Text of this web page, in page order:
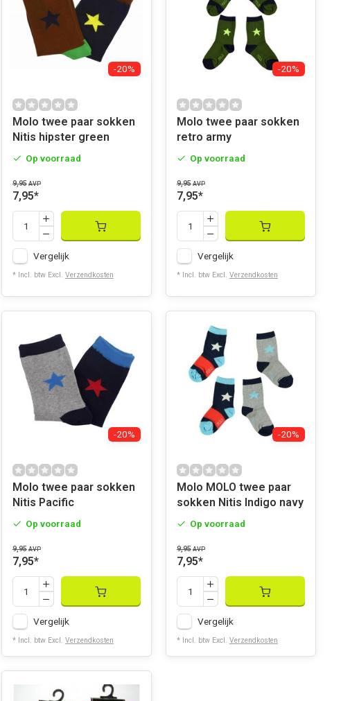
-20%
Molo twee paar sokken
Nitis hipster green
Op voorraad
9,95 AVP
7,95*
Vergelijk
* Incl. btw Excl. Verzendkosten
-20%
Molo twee paar sokken
retro army
Op voorraad
9,95 AVP
7,95*
Vergelijk
* Incl. btw Excl. Verzendkosten
-20%
Molo twee paar sokken
Nitis Pacific
Op voorraad
9,95 AVP
7,95*
Vergelijk
* Incl. btw Excl. Verzendkosten
-20%
Molo MOLO twee paar
sokken Nitis Indigo navy
Op voorraad
9,95 AVP
7,95*
Vergelijk
* Incl. btw Excl. Verzendkosten